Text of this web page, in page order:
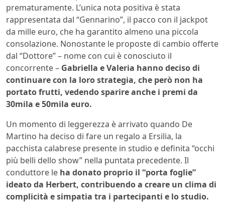
prematuramente. L’unica nota positiva è stata
rappresentata dal “Gennarino”, il pacco con il jackpot
da mille euro, che ha garantito almeno una piccola
consolazione. Nonostante le proposte di cambio offerte
dal “Dottore” – nome con cui è conosciuto il
concorrente – Gabriella e Valeria hanno deciso di
continuare con la loro strategia, che però non ha
portato frutti, vedendo sparire anche i premi da
30mila e 50mila euro.
Un momento di leggerezza è arrivato quando De
Martino ha deciso di fare un regalo a Ersilia, la
pacchista calabrese presente in studio e definita “occhi
più belli dello show” nella puntata precedente. Il
conduttore le ha donato proprio il “porta foglie”
ideato da Herbert, contribuendo a creare un clima di
complicità e simpatia tra i partecipanti e lo studio.